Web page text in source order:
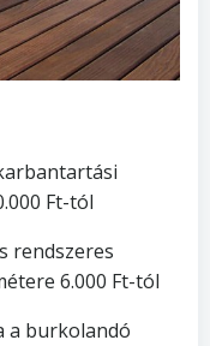
Ft-tól
rendszeres
6.000 Ft-tól
a burkolandó